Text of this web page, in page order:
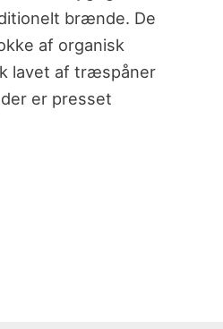
brænde. De
af organisk
lavet af træspåner
er presset